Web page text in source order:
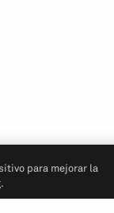
para mejorar la